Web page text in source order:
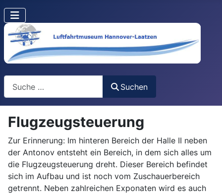
Suchen
Flugzeugsteuerung
Zur Erinnerung: Im hinteren Bereich der Halle II neben
der Antonov entsteht ein Bereich, in dem sich alles um
die Flugzeugsteuerung dreht. Dieser Bereich befindet
sich im Aufbau und ist noch vom Zuschauerbereich
getrennt. Neben zahlreichen Exponaten wird es auch